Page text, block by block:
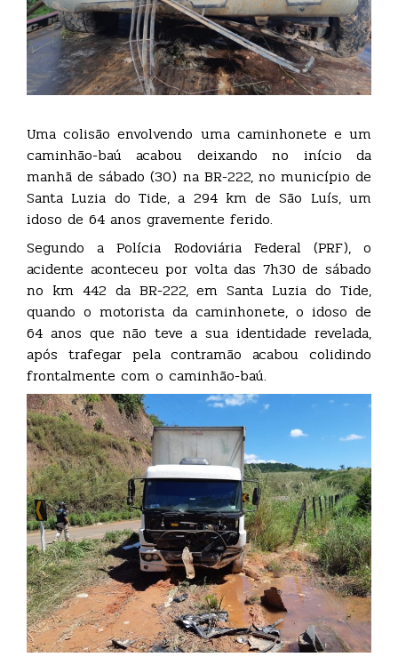
Uma colisão envolvendo uma caminhonete e um
caminhão-baú acabou deixando no início da
manhã de sábado (30) na BR-222, no município de
Santa Luzia do Tide, a 294 km de São Luís, um
idoso de 64 anos gravemente ferido.
Segundo a Polícia Rodoviária Federal (PRF), o
acidente aconteceu por volta das 7h30 de sábado
no km 442 da BR-222, em Santa Luzia do Tide,
quando o motorista da caminhonete, o idoso de
64 anos que não teve a sua identidade revelada,
após trafegar pela contramão acabou colidindo
frontalmente com o caminhão-baú.